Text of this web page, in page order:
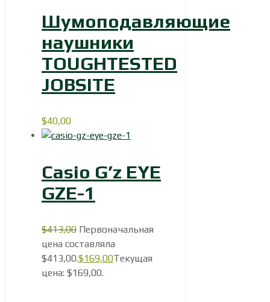
Шумоподавляющие
наушники
TOUGHTESTED
JOBSITE
$40,00
Casio G’z EYE
GZE-1
$413,00 Первоначальная
цена составляла
$413,00.$169,00Текущая
цена: $169,00.